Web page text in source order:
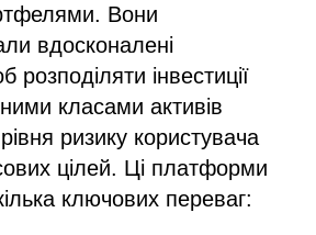
Вони
вдосконалені
інвестиції
класами активів
ризику користувача
цілей. Ці платформи
ключових переваг: